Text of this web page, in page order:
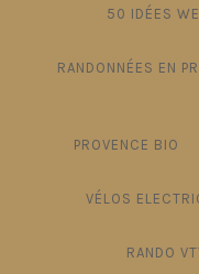
50 IDÉES
RANDONNÉES EN
PROVENCE BIO
VÉLOS
RANDO